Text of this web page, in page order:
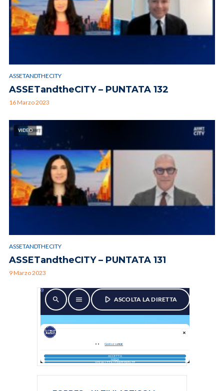
ASSETANDTHECITY
ASSETandtheCITY – PUNTATA 132
16 Marzo 2023
VIDEO
ASSETANDTHECITY
ASSETandtheCITY – PUNTATA 131
9 Marzo 2023